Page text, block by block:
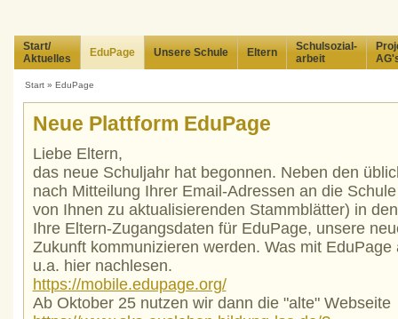
Start/
Aktuelles
EduPage Unsere Schule Eltern
Schulsozial-
arbeit
Start» EduPage
Neue Plattform EduPage
Liebe Eltern,
das neue Schuljahr hat begonnen. Neben den
nach Mitteilung Ihrer Email-Adressen an die
von Ihnen zu aktualisierenden Stammblätter) in
Ihre Eltern-Zugangsdaten für EduPage, unsere
Zukunft kommunizieren werden. Was mit
u.a. hier nachlesen.
https://mobile.edupage.org/
Ab Oktober 25 nutzen wir dann die "alte" Webseite